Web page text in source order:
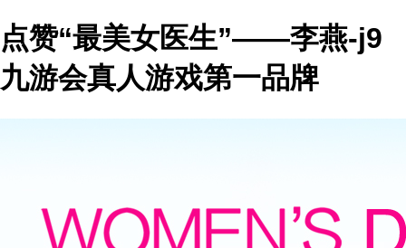
点赞“最美女医生”——李燕-j9
九游会真人游戏第一品牌